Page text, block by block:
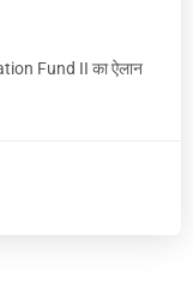
Fund II का ऐलान